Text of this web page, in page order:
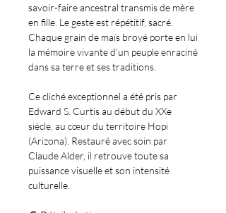
savoir-faire ancestral transmis de mère
en fille. Le geste est répétitif, sacré.
Chaque grain de maïs broyé porte en lui
la mémoire vivante d’un peuple enraciné
dans sa terre et ses traditions.
Ce cliché exceptionnel a été pris par
Edward S. Curtisau début du XXe
siècle, au cœur du territoire Hopi
(Arizona). Restauré avec soin par
Claude Alder , il retrouve toute sa
puissance visuelle et son intensité
culturelle.